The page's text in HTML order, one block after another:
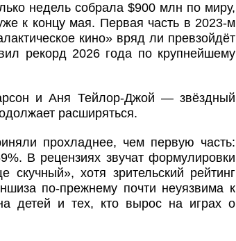
недель собрала $900 млн по миру,
к концу мая. Первая часть в 2023-м
кино» вряд ли превзойдёт
рекорд 2026 года по крупнейшему
и Аня Тейлор-Джой — звёздный
расширяться.
прохладнее, чем первую часть:
В рецензиях звучат формулировки
хотя зрительский рейтинг
по-прежнему почти неуязвима к
детей и тех, кто вырос на играх о